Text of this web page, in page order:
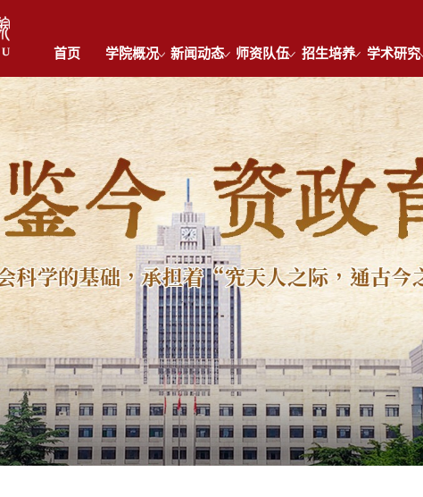
首页 学院概况 新闻动态 师资队伍 招生培养 学术研究